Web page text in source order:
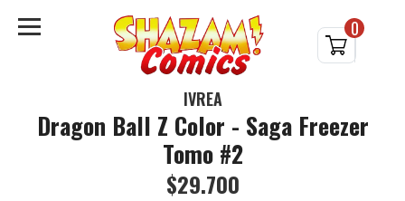
0
IVREA
Dragon Ball Z Color - Saga Freezer
Tomo #2
$29.700